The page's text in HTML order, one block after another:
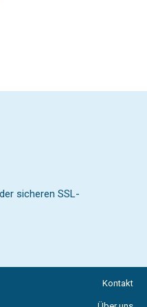
sicheren SSL-
Kontakt